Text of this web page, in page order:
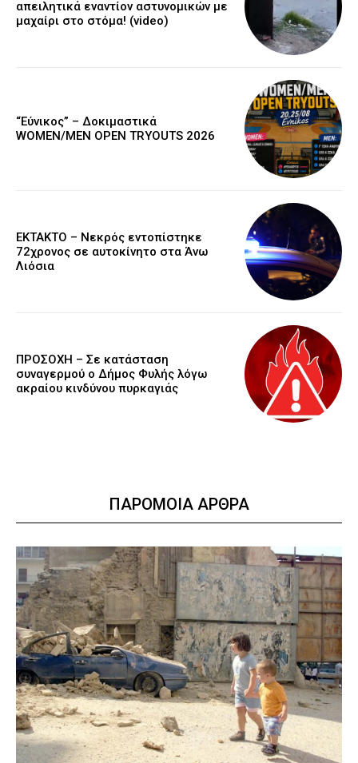
απειλητικά εναντίον αστυνομικών με
μαχαίρι στο στόμα! (video)
“Εύνικος” – Δοκιμαστικά
WOMEN/MEN OPEN TRYOUTS 2026
EKTAKTO – Νεκρός εντοπίστηκε
72χρονος σε αυτοκίνητο στα Άνω
Λιόσια
ΠΡΟΣΟΧΗ – Σε κατάσταση
συναγερμού ο Δήμος Φυλής λόγω
ακραίου κινδύνου πυρκαγιάς
ΠΑΡΟΜΟΙΑ ΑΡΘΡΑ